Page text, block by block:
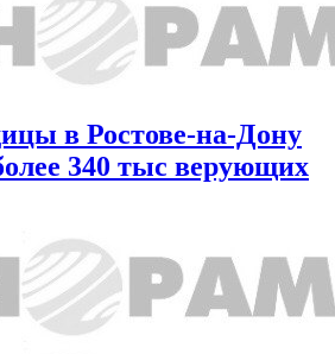
в Ростове-на-Дону
340 тыс верующих